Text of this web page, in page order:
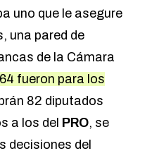
uno que le asegure
una pared de
de la Cámara
64 fueron para los
82 diputados
a los del PRO, se
decisiones del